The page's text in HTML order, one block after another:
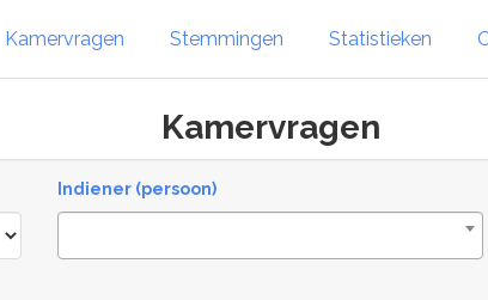
Kamervragen Stemmingen Statistieken
Kamervragen
Indiener (persoon)